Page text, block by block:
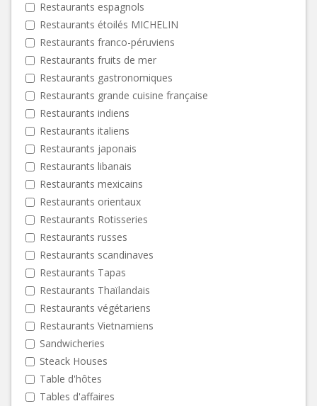
Restaurants espagnols
Restaurants étoilés MICHELIN
Restaurants franco-péruviens
Restaurants fruits de mer
Restaurants gastronomiques
Restaurants grande cuisine française
Restaurants indiens
Restaurants italiens
Restaurants japonais
Restaurants libanais
Restaurants mexicains
Restaurants orientaux
Restaurants Rotisseries
Restaurants russes
Restaurants scandinaves
Restaurants Tapas
Restaurants Thaïlandais
Restaurants végétariens
Restaurants Vietnamiens
Sandwicheries
Steack Houses
Table d'hôtes
Tables d'affaires